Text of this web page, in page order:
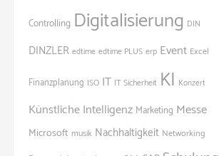
Controlling Digitalisierung DIN
DINZLER edtime edtime PLUS erp Event Excel
Finanzplanung ISO IT IT Sicherheit KI Konzert
Künstliche Intelligenz Marketing Messe
Microsoft musik Nachhaltigkeit Networking